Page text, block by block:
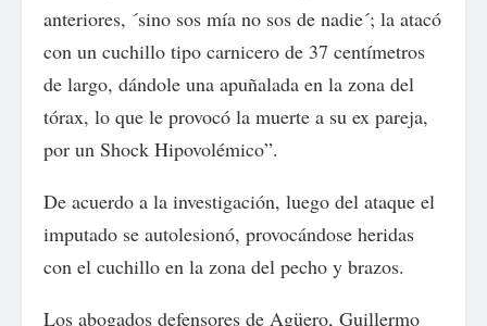
anteriores, ´sino sos mía no sos de nadie´; la atacó
con un cuchillo tipo carnicero de 37 centímetros
de largo, dándole una apuñalada en la zona del
tórax, lo que le provocó la muerte a su ex pareja,
por un Shock Hipovolémico”.
De acuerdo a la investigación, luego del ataque el
imputado se autolesionó, provocándose heridas
con el cuchillo en la zona del pecho y brazos.
Los abogados defensores de Agüero, Guillermo